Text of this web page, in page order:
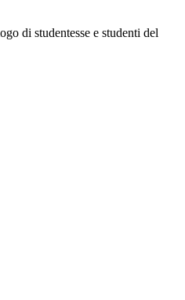
di studentesse e studenti del